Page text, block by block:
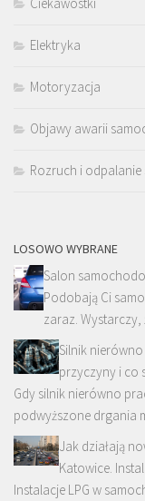
Elektryka
Motoryzacja
Objawy awarii
Rozruch i
LOSOWO WYBRANE
Salon
Podobają Ci
zaraz.
Silnik
przyczyny i co
Gdy silnik nierówno
podwyższone drgania
Jak działają
Katowice.
Instalacje LPG w